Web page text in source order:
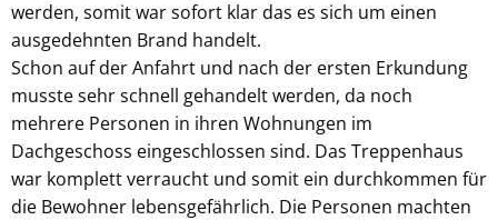
werden, somit war sofort klar das es sich um einen
ausgedehnten Brand handelt.
Schon auf der Anfahrt und nach der ersten Erkundung
musste sehr schnell gehandelt werden, da noch
mehrere Personen in ihren Wohnungen im
Dachgeschoss eingeschlossen sind. Das Treppenhaus
war komplett verraucht und somit ein durchkommen für
die Bewohner lebensgefährlich. Die Personen machten